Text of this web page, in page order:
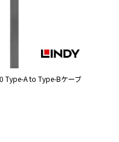
Type-A to Type-Bケーブ